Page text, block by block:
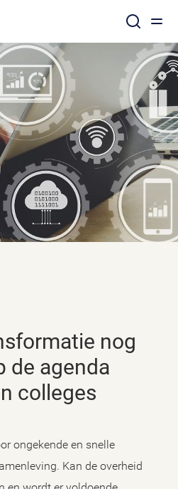
de agenda
colleges
ongekende en snelle
Kan de overheid